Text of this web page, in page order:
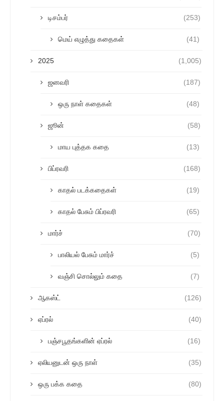
டிசம்பர் (253)
மெய் எழுத்து கதைகள் (41)
2025 (1,005)
ஜனவரி (187)
ஒரு நாள் கதைகள் (48)
ஜூன் (58)
மாய புத்தக கதை (13)
பிப்ரவரி (168)
காதல் படக்கதைகள் (19)
காதல் பேசும் பிப்ரவரி (65)
மார்ச் (70)
பாலியல் பேசும் மார்ச் (5)
வஞ்சி சொல்லும் கதை (7)
ஆகஸ்ட் (126)
ஏப்ரல் (40)
பஞ்சபூதங்களின் ஏப்ரல் (16)
ஏலியனுடன் ஒரு நாள் (35)
ஒரு பக்க கதை (80)